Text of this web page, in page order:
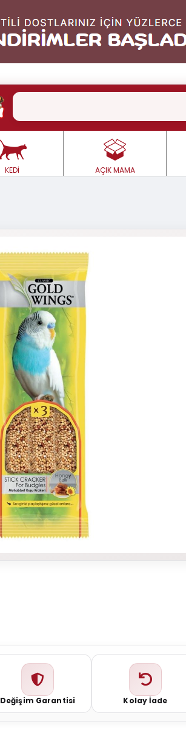
KEDİ AÇIK MAMA
Değişim Garantisi Kolay İade